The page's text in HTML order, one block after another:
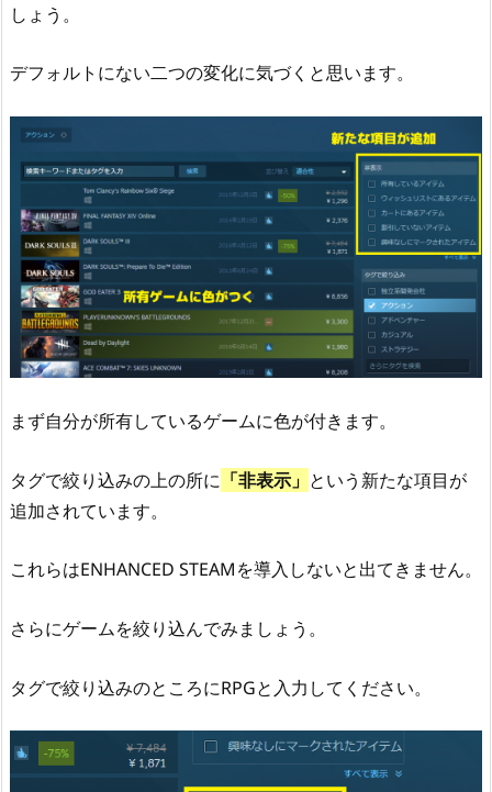
しょう。
デフォルトにない二つの変化に気づくと思います。
まず自分が所有しているゲームに色が付きます。
タグで絞り込みの上の所に 「非表示」 という新たな項目が
追加されています。
これらはENHANCED STEAMを導入しないと出てきません。
さらにゲームを絞り込んでみましょう。
タグで絞り込みのところにRPGと入力してください。